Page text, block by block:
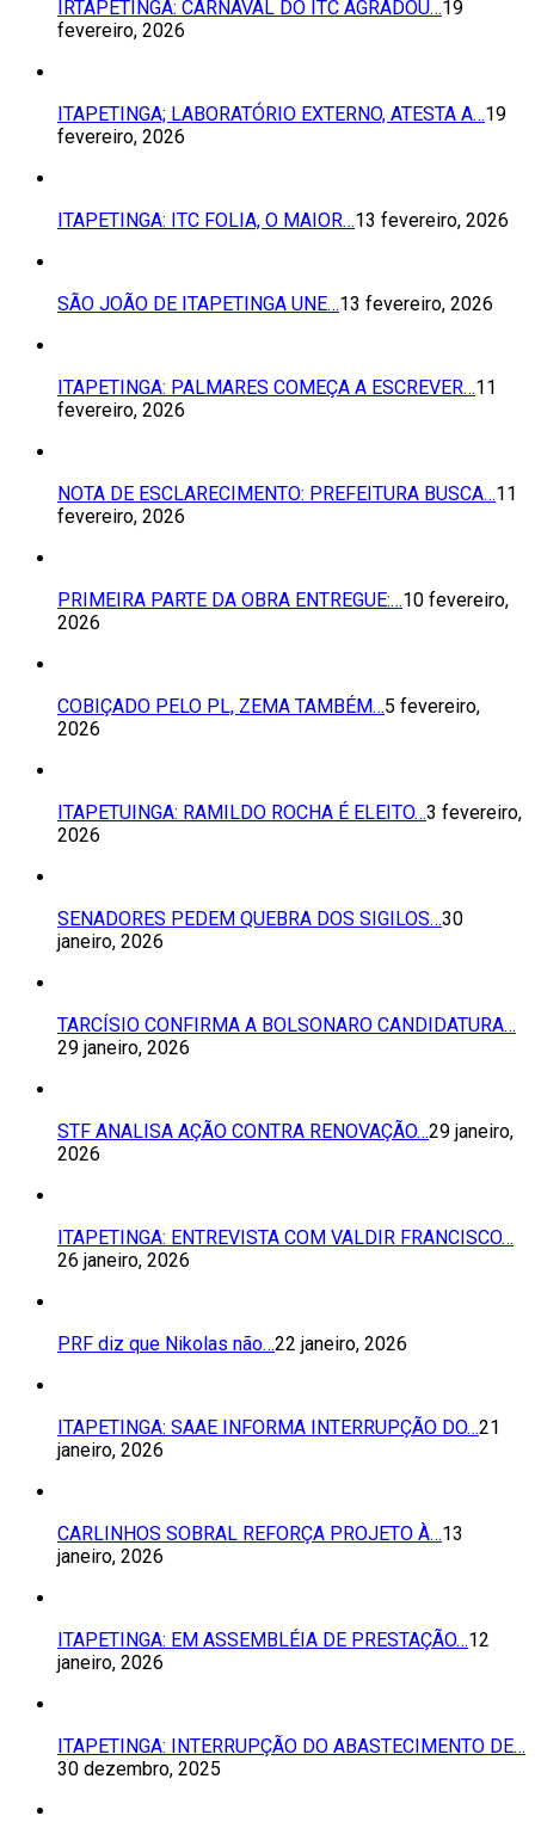
IRTAPETINGA: CARNAVAL DO ITC AGRADOU…19
fevereiro, 2026
ITAPETINGA; LABORATÓRIO EXTERNO, ATESTA A…19
fevereiro, 2026
ITAPETINGA: ITC FOLIA, O MAIOR…13 fevereiro, 2026
SÃO JOÃO DE ITAPETINGA UNE…13 fevereiro, 2026
ITAPETINGA: PALMARES COMEÇA A ESCREVER…11
fevereiro, 2026
NOTA DE ESCLARECIMENTO: PREFEITURA BUSCA…11
fevereiro, 2026
PRIMEIRA PARTE DA OBRA ENTREGUE:…10 fevereiro,
2026
COBIÇADO PELO PL, ZEMA TAMBÉM…5 fevereiro,
2026
ITAPETUINGA: RAMILDO ROCHA É ELEITO…3 fevereiro,
2026
SENADORES PEDEM QUEBRA DOS SIGILOS…30
janeiro, 2026
TARCÍSIO CONFIRMA A BOLSONARO CANDIDATURA…
29 janeiro, 2026
STF ANALISA AÇÃO CONTRA RENOVAÇÃO…29 janeiro,
2026
ITAPETINGA: ENTREVISTA COM VALDIR FRANCISCO…
26 janeiro, 2026
PRF diz que Nikolas não…22 janeiro, 2026
ITAPETINGA: SAAE INFORMA INTERRUPÇÃO DO…21
janeiro, 2026
CARLINHOS SOBRAL REFORÇA PROJETO À…13
janeiro, 2026
ITAPETINGA: EM ASSEMBLÉIA DE PRESTAÇÃO…12
janeiro, 2026
ITAPETINGA: INTERRUPÇÃO DO ABASTECIMENTO DE…
30 dezembro, 2025